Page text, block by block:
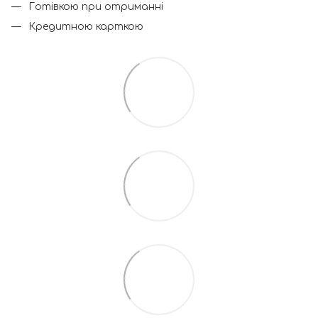
Готівкою при отриманні
Кредитною карткою